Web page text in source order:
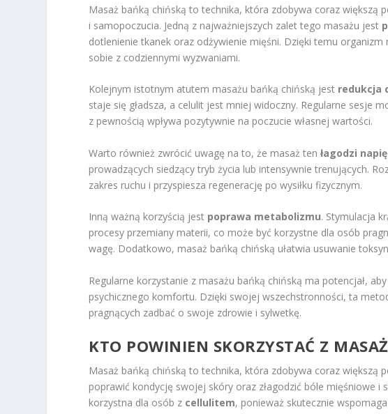
Masaż bańką chińską to technika, która zdobywa coraz większą
i samopoczucia. Jedną z najważniejszych zalet tego masażu jest
dotlenienie tkanek oraz odżywienie mięśni. Dzięki temu
sobie z codziennymi wyzwaniami.
Kolejnym istotnym atutem masażu bańką chińską jest redukcja
staje się gładsza, a celulit jest mniej widoczny. Regularne sesje
z pewnością wpływa pozytywnie na poczucie własnej wartości.
Warto również zwrócić uwagę na to, że masaż tenłagodzi
prowadzących siedzący tryb życia lub intensywnie trenujących.
zakres ruchu i przyspiesza regenerację po wysiłku fizycznym.
Inną ważną korzyścią jest poprawa metabolizmu. Stymulacja
procesy przemiany materii, co może być korzystne dla osób
wagę. Dodatkowo, masaż bańką chińską ułatwia usuwanie
Regularne korzystanie z masażu bańką chińską ma potencjał,
psychicznego komfortu. Dzięki swojej wszechstronności, ta
pragnących zadbać o swoje zdrowie i sylwetkę.
KTO POWINIEN SKORZYSTAĆ Z
Masaż bańką chińską to technika, która zdobywa coraz większą
poprawić kondycję swojej skóry oraz złagodzić bóle mięśniowe
korzystna dla osób z cellulitem, ponieważ skutecznie